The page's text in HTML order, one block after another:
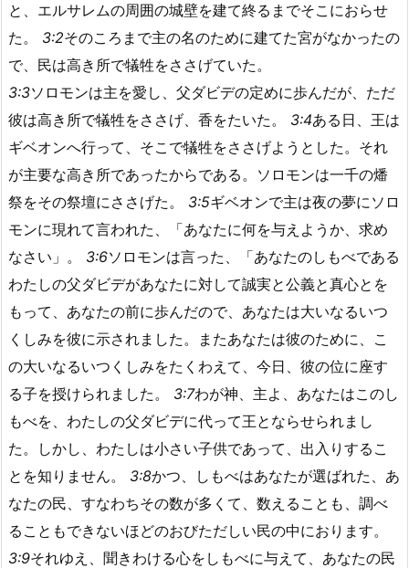
と、エルサレムの周囲の城壁を建て終るまでそこにおらせ
た。 3:2そのころまで主の名のために建てた宮がなかったの
で、民は高き所で犠牲をささげていた。
3:3ソロモンは主を愛し、父ダビデの定めに歩んだが、ただ
彼は高き所で犠牲をささげ、香をたいた。 3:4ある日、王は
ギベオンへ行って、そこで犠牲をささげようとした。それ
が主要な高き所であったからである。ソロモンは一千の燔
祭をその祭壇にささげた。 3:5ギベオンで主は夜の夢にソロ
モンに現れて言われた、「あなたに何を与えようか、求め
なさい」。 3:6ソロモンは言った、「あなたのしもべである
わたしの父ダビデがあなたに対して誠実と公義と真心とを
もって、あなたの前に歩んだので、あなたは大いなるいつ
くしみを彼に示されました。またあなたは彼のために、こ
の大いなるいつくしみをたくわえて、今日、彼の位に座す
る子を授けられました。 3:7わが神、主よ、あなたはこのし
もべを、わたしの父ダビデに代って王とならせられまし
た。しかし、わたしは小さい子供であって、出入りするこ
とを知りません。 3:8かつ、しもべはあなたが選ばれた、あ
なたの民、すなわちその数が多くて、数えることも、調べ
ることもできないほどのおびただしい民の中におります。
3:9それゆえ、聞きわける心をしもべに与えて、あなたの民